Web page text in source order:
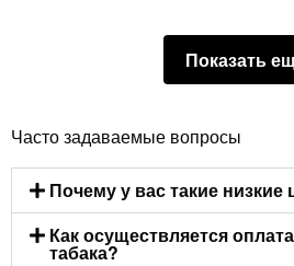
Показать
Часто задаваемые вопросы
Почему у вас такие низкие
Как осуществляется
табака?